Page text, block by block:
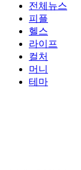
전체뉴스
피플
헬스
라이프
컬처
머니
테마